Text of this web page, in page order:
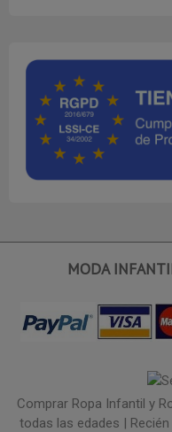
MODA
Comprar Ropa Infantil y
todas las edades |